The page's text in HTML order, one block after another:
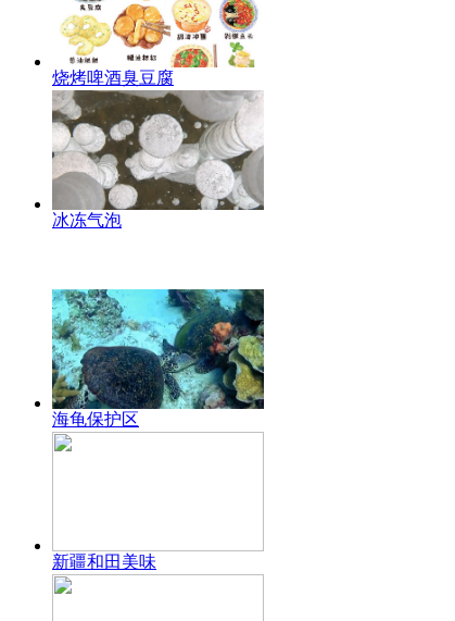
烧烤啤酒臭豆腐
冰冻气泡
海龟保护区
新疆和田美味